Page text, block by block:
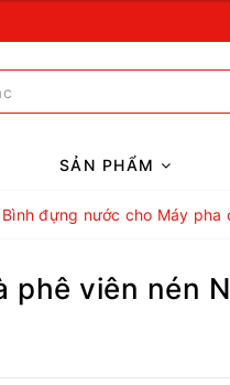
SẢN PHẨM
Bình đựng nước cho Máy pha
viên nén